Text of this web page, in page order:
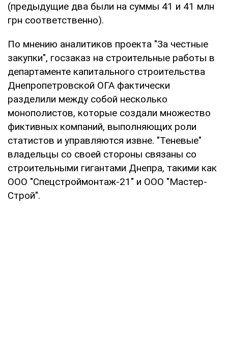
(предыдущие два были на суммы 41 и 41 млн
грн соответственно).
По мнению аналитиков проекта "За честные
закупки", госзаказ на строительные работы в
департаменте капитального строительства
Днепропетровской ОГА фактически
разделили между собой несколько
монополистов, которые создали множество
фиктивных компаний, выполняющих роли
статистов и управляются извне. "Теневые"
владельцы со своей стороны связаны со
строительными гигантами Днепра, такими как
ООО "Спецстроймонтаж-21" и ООО "Мастер-
Строй".